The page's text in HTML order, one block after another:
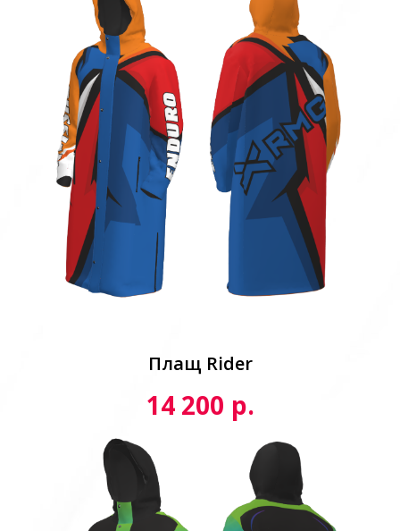
Плащ Rider
14 200 р.